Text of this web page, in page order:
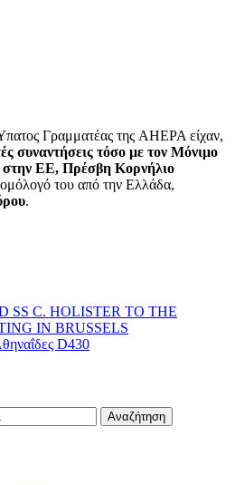
Γραμματέας της AHEPA είχαν,
συναντήσεις τόσο με τον Μόνιμο
ΕΕ, Πρέσβη Κορνήλιο
του από την Ελλάδα,
.
SS C. HOLISTER TO THE
IN BRUSSELS
D430